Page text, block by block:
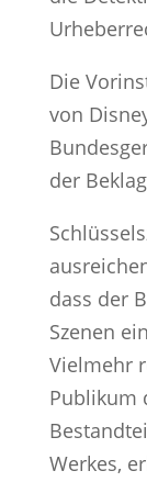
Die
von
der
dass der
Szenen
Vielmehr
Publikum
Werkes,